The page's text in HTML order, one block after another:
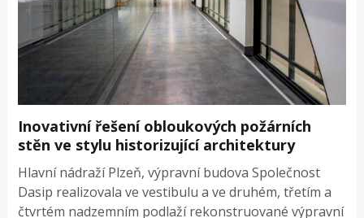
Inovativní řešení obloukových požárních
stěn ve stylu historizující architektury
Hlavní nádraží Plzeň, výpravní budova Společnost
Dasip realizovala ve vestibulu a ve druhém, třetím a
čtvrtém nadzemním podlaží rekonstruované výpravní